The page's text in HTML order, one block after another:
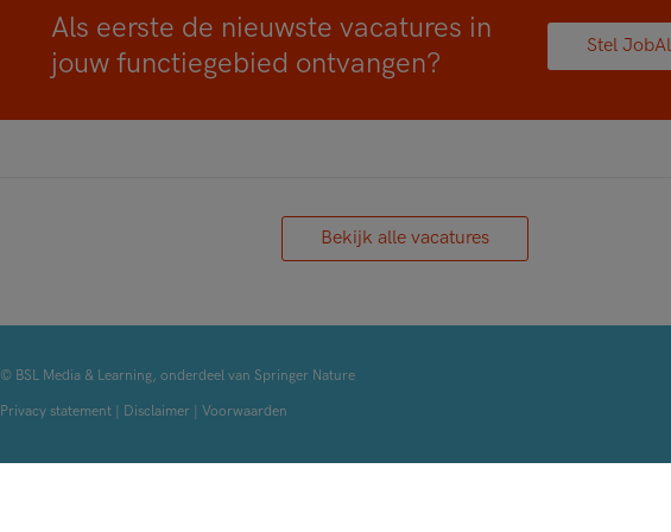
Als eerste de nieuwste vacatures in
jouw functiegebied ontvangen?
Stel
Bekijk alle vacatures
© BSL Media & Learning, onderdeel van Springer Nature
Privacy statement
Disclaimer Voorwaarden